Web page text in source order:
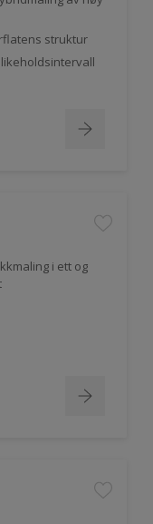
struktur
i ett og